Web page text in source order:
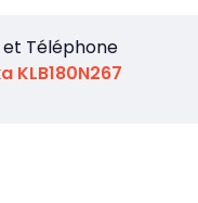
Téléphone
KLB180N267